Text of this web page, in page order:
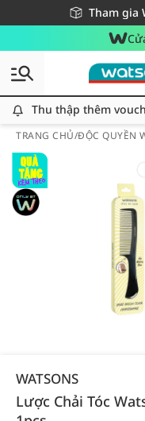
Tham gia
Miễn phí giao
Giao hàng nhanh
Thu thập thêm
TRANG CHỦ/ĐỘC QUYỀN
WATSONS
Lược Chải Tóc